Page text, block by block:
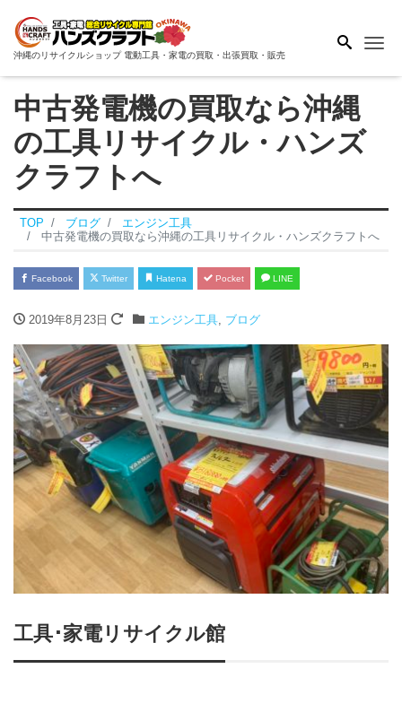
沖縄のリサイクルショップ 電動工具・家電の買取・出張買取・販売
中古発電機の買取なら沖縄
の工具リサイクル・ハンズ
クラフトへ
TOP ブログ
エンジン工具
中古発電機の買取なら沖縄の工具リサイクル・ハンズクラフトへ
Facebook Twitter Hatena Pocket LINE
2019年8月23日 エンジン工具, ブログ
工具･家電リサイクル館